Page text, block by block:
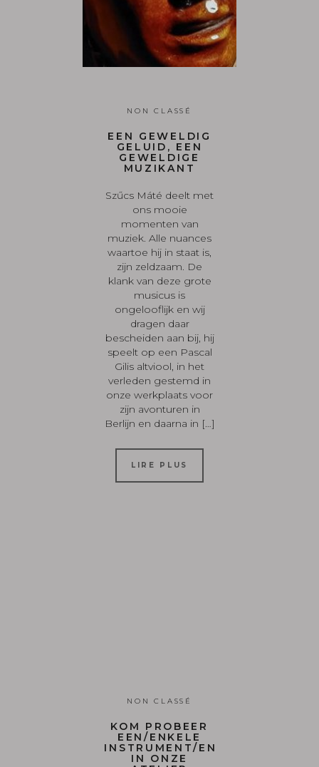
NON CLASSÉ
EEN GEWELDIG
GELUID, EEN
GEWELDIGE
MUZIKANT
Szűcs Máté deelt met
ons mooie
momenten van
muziek. Alle nuances
waartoe hij in staat is,
zijn zeldzaam. De
klank van deze grote
musicus is
ongelooflijk en wij
dragen daar
bescheiden aan bij, hij
speelt op een Pascal
Gilis altviool, in het
verleden gestemd in
onze werkplaats voor
zijn avonturen in
Berlijn en daarna in […]
LIRE PLUS
NON CLASSÉ
KOM PROBEER
EEN/ENKELE
INSTRUMENT/EN
IN ONZE